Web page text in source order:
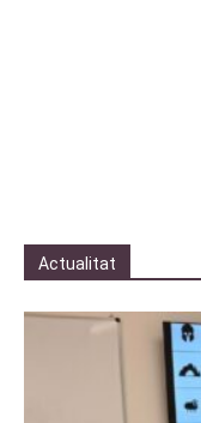
Actualitat